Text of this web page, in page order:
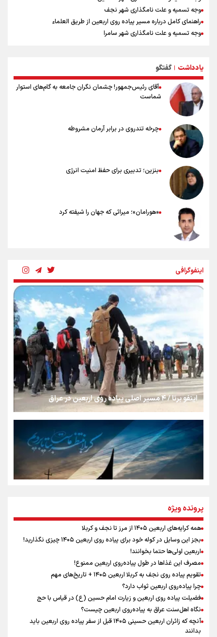
وجه تسمیه و علت نامگذاری شهر نجف
راهنمای کامل درباره مسیر پیاده روی اربعین از طریق العلماء
وجه تسمیه و علت نامگذاری شهر سامرا
توصیه هایی مهم برای پیچ خوردگی پا در پیاده روی اربعین
یادداشت | گفتگو
آقای رئیس‌جمهور! چشمان نگران جامعه به گام‌های استوار
شماست
چرخه تندروی در برابر آرمان مشروطه
بنزین؛ تدبیری برای حفظ امنیت انرژی
«هورامان»؛ میراثی که جهان را شیفته کرد
رسانه ملی و حق مردم برای شنیدن صدای رئیس‌جمهوری
روایت ایران از کنار مردم
از طلوع خیابان‌ها تا غروب اشک
جمله‌ای که بغض چهارماهه را شکست؛ «آهای مردم، آقا از
تهران رفتند»
سه حسرتی که به دلم ماند
نگاه تمدنی رهبر شهید به فضای مجازی
رابطه کارگر و کارفرما در اندیشه رهبر شهید: از تضاد به
زوجیت
اینفوگرافی
اینفو برنا / ۴ مسیر اصلی پیاده روی اربعین در عراق
اینفو برنا / توصیه‌هایی طلایی برای پیاده روی اربعین
پرونده ویژه
همه کرایه‌های اربعین ۱۴۰۵ از مرز تا نجف و کربلا
بجز این وسایل در کوله خود برای پیاده روی اربعین ۱۴۰۵ چیزی نگذارید!
اربعین اولی‌ها حتما بخوانند!
مصرف این غذاها در طول پیاده‌روی اربعین ممنوع!
تقویم پیاده روی نجف به کربلا اربعین ۱۴۰۵ + تاریخ‌های مهم
چرا پیاده‌روی اربعین ثواب دارد؟
فضیلت پیاده روی اربعین و زیارت امام حسین (ع) در قیاس با حج
نگاه اهل‌سنت عراق به پیاده‌روی اربعین چیست؟
آنچه که زائران اربعین حسینی ۱۴۰۵ قبل از سفر پیاده روی اربعین باید
بدانند